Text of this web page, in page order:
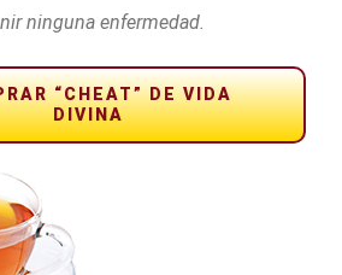
ninguna enfermedad.
“CHEAT” DE VIDA
DIVINA